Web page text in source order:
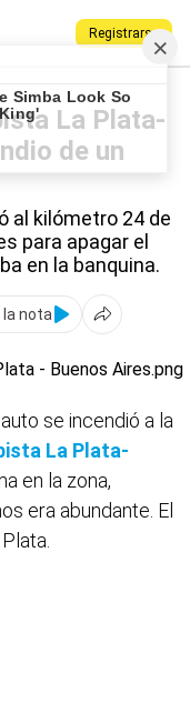
Registrarse
Buenos Aires
La Plata-
de un
al kilómetro 24 de
para apagar el
en la banquina.
la nota
se incendió a la
La Plata-
en la zona,
era abundante. El